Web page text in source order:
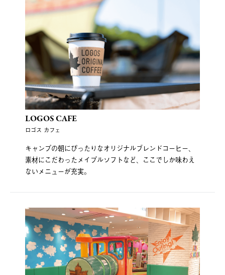
LOGOS CAFE
ロゴス カフェ
キャンプの朝にぴったりなオリジナルブレンドコーヒー、
素材にこだわったメイプルソフトなど、ここでしか味わえ
ないメニューが充実。